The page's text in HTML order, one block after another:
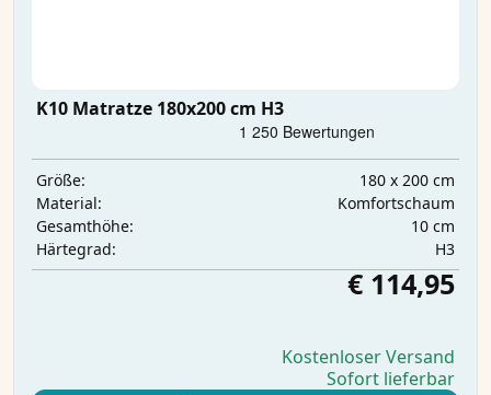
K10 Matratze 180x200 cm H3
Größe:
180 x 200 cm
Material:
Komfortschaum
Gesamthöhe:
10 cm
Härtegrad:
H3
€ 114,95
Kostenloser Versand
Sofort lieferbar